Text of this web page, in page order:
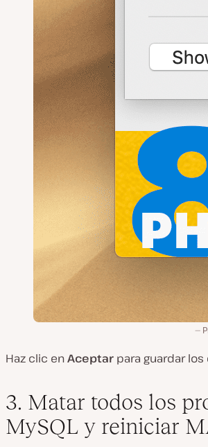
Haz clic enAceptar para guardar
3. Matar todos los
MySQL y reiniciar